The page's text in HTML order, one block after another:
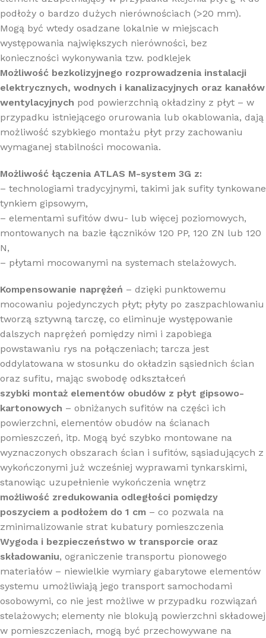
podłoży o bardzo dużych nierównościach (>20 mm).
Mogą być wtedy osadzane lokalnie w miejscach
występowania największych nierówności, bez
konieczności wykonywania tzw. podklejek
Możliwość bezkolizyjnego rozprowadzenia instalacji
elektrycznych, wodnych i kanalizacyjnych oraz kanałów
wentylacyjnych pod powierzchnią okładziny z płyt – w
przypadku istniejącego orurowania lub okablowania, dają
możliwość szybkiego montażu płyt przy zachowaniu
wymaganej stabilności mocowania.
Możliwość łączenia ATLAS M-system 3G z:
– technologiami tradycyjnymi, takimi jak sufity tynkowane
tynkiem gipsowym,
– elementami sufitów dwu- lub więcej poziomowych,
montowanych na bazie łączników 120 PP, 120 ZN lub 120
N,
– płytami mocowanymi na systemach stelażowych.
Kompensowanie naprężeń – dzięki punktowemu
mocowaniu pojedynczych płyt; płyty po zaszpachlowaniu
tworzą sztywną tarczę, co eliminuje występowanie
dalszych naprężeń pomiędzy nimi i zapobiega
powstawaniu rys na połączeniach; tarcza jest
oddylatowana w stosunku do okładzin sąsiednich ścian
oraz sufitu, mając swobodę odkształceń
szybki montaż elementów obudów z płyt gipsowo-
kartonowych – obniżanych sufitów na części ich
powierzchni, elementów obudów na ścianach
pomieszczeń, itp. Mogą być szybko montowane na
wyznaczonych obszarach ścian i sufitów, sąsiadujących z
wykończonymi już wcześniej wyprawami tynkarskimi,
stanowiąc uzupełnienie wykończenia wnętrz
możliwość zredukowania odległości pomiędzy
poszyciem a podłożem do 1 cm – co pozwala na
zminimalizowanie strat kubatury pomieszczenia
Wygoda i bezpieczeństwo w transporcie oraz
składowaniu, ograniczenie transportu pionowego
materiałów – niewielkie wymiary gabarytowe elementów
systemu umożliwiają jego transport samochodami
osobowymi, co nie jest możliwe w przypadku rozwiązań
stelażowych; elementy nie blokują powierzchni składowej
w pomieszczeniach, mogą być przechowywane na